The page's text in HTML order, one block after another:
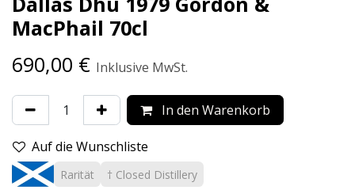
MacPhail 70cl
690,00 € Inklusive MwSt.
In den Warenkorb
Auf die Wunschliste
Rarität † Closed Distillery